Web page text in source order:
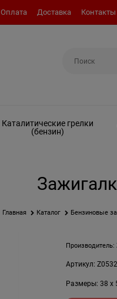
Оплата Доставка Контакты
Каталитические грелки
(бензин)
Главная Каталог Бензиновые
Производитель:
Артикул:
Размеры: 38 x